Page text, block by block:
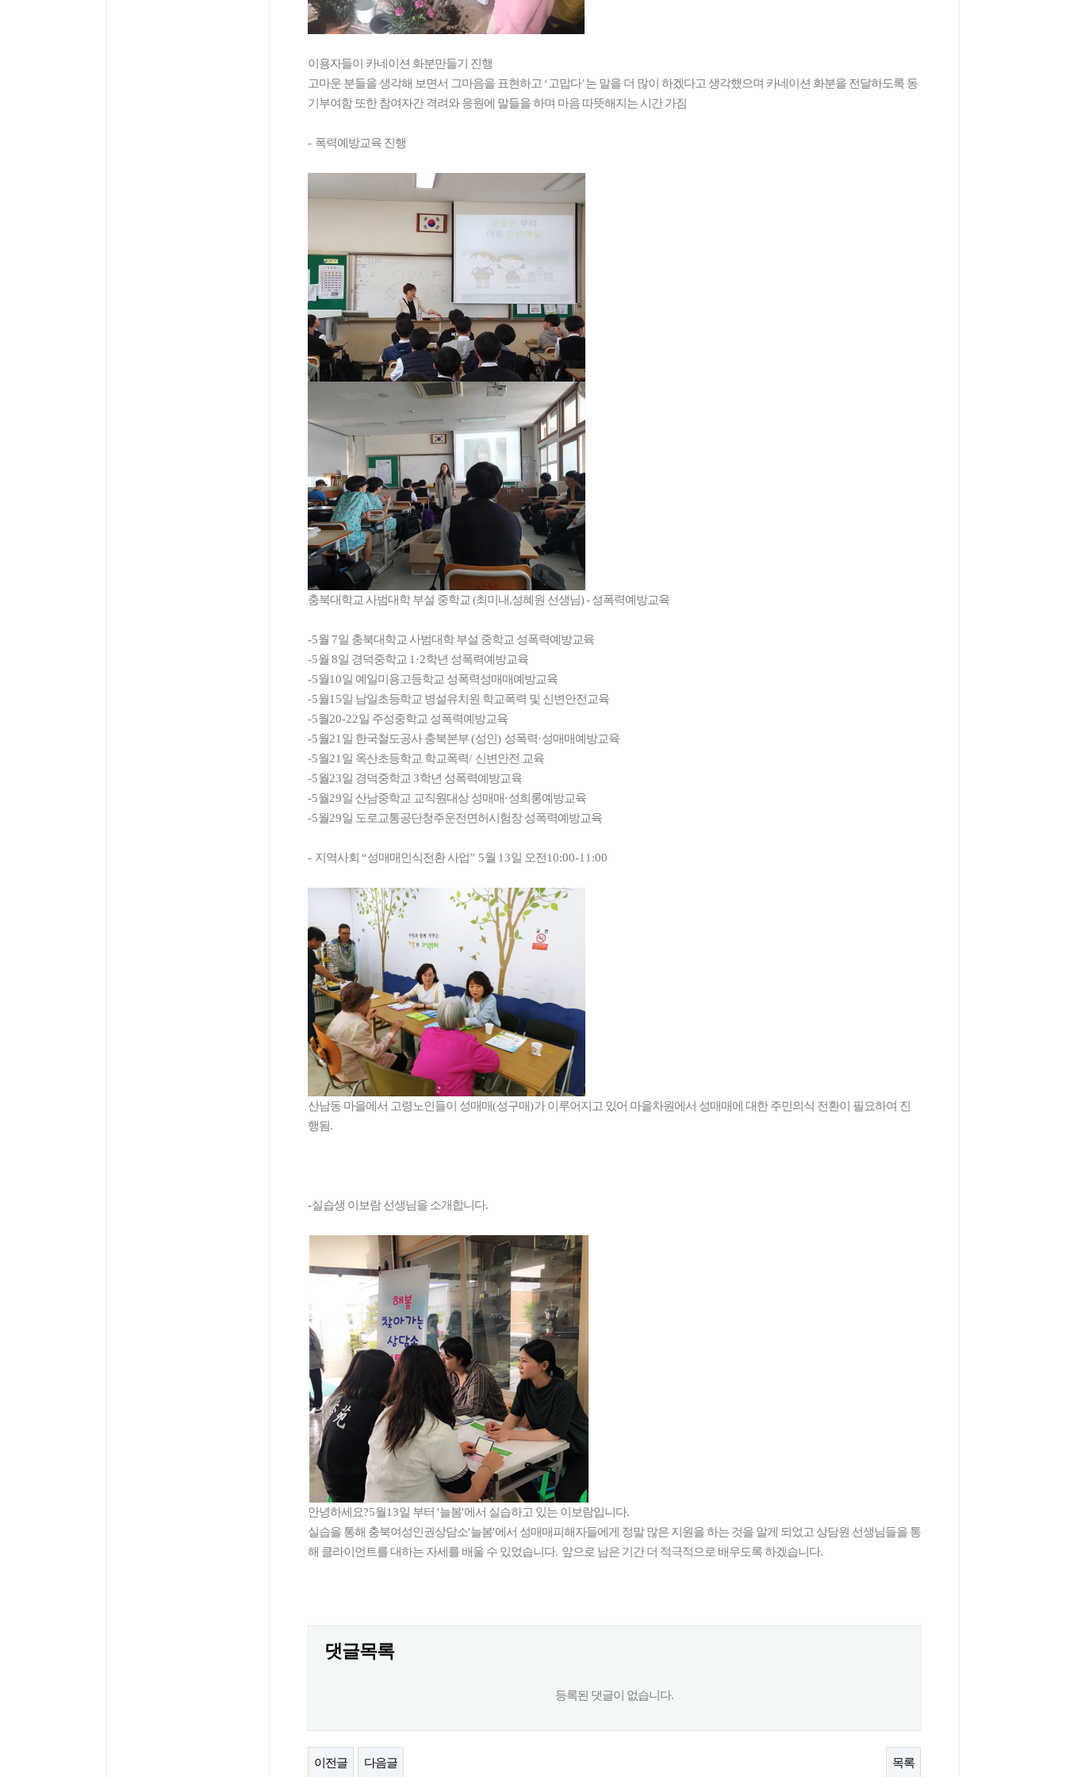
이용자들이 카네이션 화분만들기 진행
고마운 분들을 생각해 보면서 그마음을 표현하고 ‘고맙다’는 말을 더 많이 하겠다고 생각했으며 카네이션 화분을 전달하도록 동
기부여함 또한 참여자간 격려와 응원에 말들을 하며 마음 따뜻해지는 시간 가짐
- 폭력예방교육 진행
충북대학교 사범대학 부설 중학교 (최미내,성혜원 선생님) - 성폭력예방교육
-5월 7일 충북대학교 사범대학 부설 중학교 성폭력예방교육
-5월 8일 경덕중학교 1·2학년 성폭력예방교육
-5월10일 예일미용고등학교 성폭력성매매예방교육
-5월15일 남일초등학교 병설유치원 학교폭력 및 신변안전교육
-5월20-22일 주성중학교 성폭력예방교육
-5월21 일 한국철도공사 충북본부(성인 ) 성폭력·성매매예방교육
-5월21 일 옥산초등학교 학교폭력/ 신변안전 교육
-5월23일 경덕중학교 3학년 성폭력예방교육
-5월29일 산남중학교 교직원대상 성매매·성희롱예방교육
-5월29일 도로교통공단청주운전면허시험장 성폭력예방교육
- 지역사회 “성매매인식전환 사업” 5월 13일 오전10:00-11:00
산남동 마을에서 고령노인들이 성매매(성구매)가 이루어지고 있어 마을차원에서 성매매에 대한 주민의식 전환이 필요하여 진
행됨.
-실습생 이보람 선생님을 소개합니다.
안녕하세요?5월13일 부터 '늘봄'에서 실습하고 있는 이보람입니다.
실습을 통해 충북여성인권상담소'늘봄'에서 성매매피해자들에게 정말 많은 지원을 하는 것을 알게 되었고 상담원 선생님들을 통
해 클라이언트를 대하는 자세를 배울 수 있었습니다. 앞으로 남은 기간 더 적극적으로 배우도록 하겠습니다.
댓글목록
등록된 댓글이 없습니다.
이전글 다음글 목록